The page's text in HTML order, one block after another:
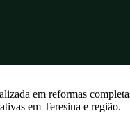
em reformas
em Teresina e região.